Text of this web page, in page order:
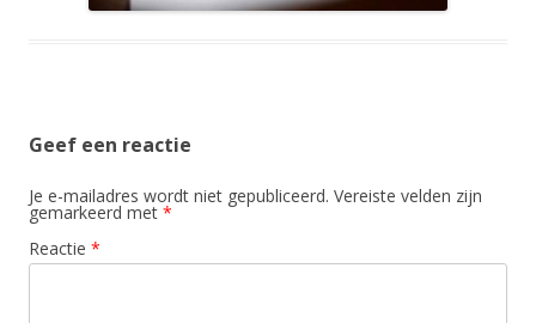
Geef een reactie
Je e-mailadres wordt niet gepubliceerd. Vereiste velden zijn
gemarkeerd met *
Reactie *